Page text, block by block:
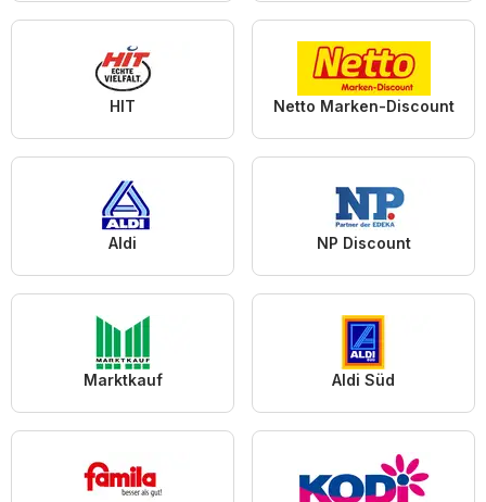
HIT Netto Marken-Discount
Aldi NP Discount
Marktkauf Aldi Süd